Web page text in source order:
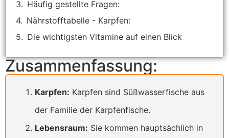
Häufig gestellte Fragen:
Nährstofftabelle - Karpfen:
Die wichtigsten Vitamine auf einen Blick
Zusammenfassung:
Karpfen: Karpfen sind Süßwasserfische aus
der Familie der Karpfenfische.
Lebensraum: Sie kommen hauptsächlich in